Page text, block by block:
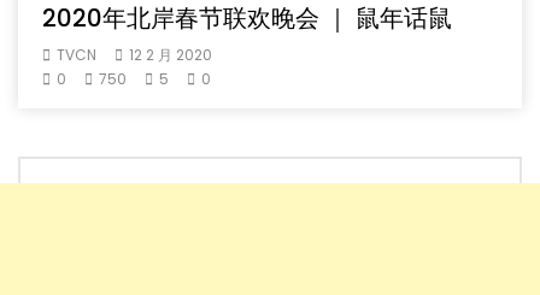
2020年北岸春节联欢晚会 ｜ 鼠年话鼠
TVCN
12 2 月 2020
0
750 5 0